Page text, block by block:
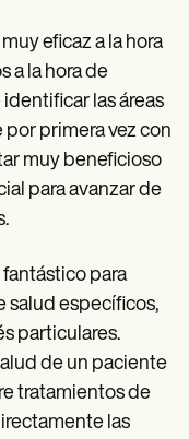
eficaz a la hora
a la hora de
las áreas
primera vez con
muy beneficioso
para avanzar de
fantástico para
salud específicos,
particulares.
de un paciente
tratamientos de
las